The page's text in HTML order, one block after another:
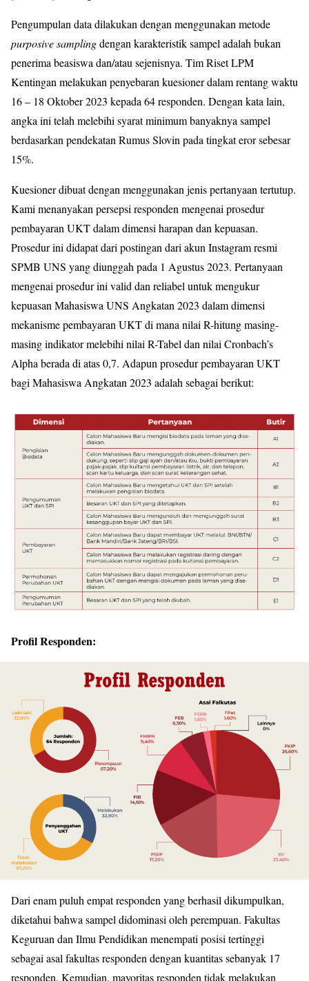
Pengumpulan data dilakukan dengan menggunakan metode
purposive samplingdengan karakteristik sampel adalah bukan
penerima beasiswa dan/atau sejenisnya. Tim Riset LPM
Kentingan melakukan penyebaran kuesioner dalam rentang waktu
16 – 18 Oktober 2023 kepada 64 responden. Dengan kata lain,
angka ini telah melebihi syarat minimum banyaknya sampel
berdasarkan pendekatan Rumus Slovin pada tingkat eror sebesar
15%.
Kuesioner dibuat dengan menggunakan jenis pertanyaan tertutup.
Kami menanyakan persepsi responden mengenai prosedur
pembayaran UKT dalam dimensi harapan dan kepuasan.
Prosedur ini didapat dari postingan dari akun Instagram resmi
SPMB UNS yang diunggah pada 1 Agustus 2023. Pertanyaan
mengenai prosedur ini valid dan reliabel untuk mengukur
kepuasan Mahasiswa UNS Angkatan 2023 dalam dimensi
mekanisme pembayaran UKT di mana nilai R-hitung masing-
masing indikator melebihi nilai R-Tabel dan nilai Cronbach’s
Alpha berada di atas 0,7. Adapun prosedur pembayaran UKT
bagi Mahasiswa Angkatan 2023 adalah sebagai berikut:
Profil Responden:
Dari enam puluh empat responden yang berhasil dikumpulkan,
diketahui bahwa sampel didominasi oleh perempuan. Fakultas
Keguruan dan Ilmu Pendidikan menempati posisi tertinggi
sebagai asal fakultas responden dengan kuantitas sebanyak 17
responden. Kemudian, mayoritas responden tidak melakukan